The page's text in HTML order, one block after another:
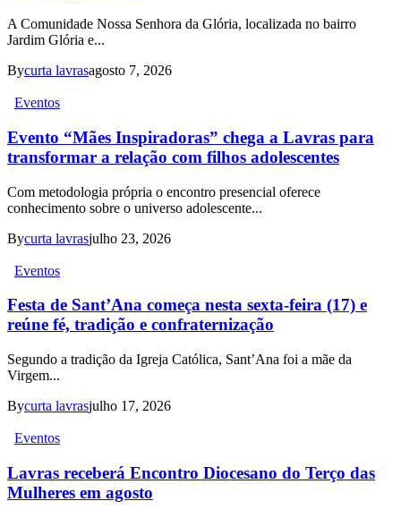
A Comunidade Nossa Senhora da Glória, localizada no bairro
Jardim Glória e...
Bycurta lavrasagosto 7, 2026
Eventos
Evento “Mães Inspiradoras” chega a Lavras para
transformar a relação com filhos adolescentes
Com metodologia própria o encontro presencial oferece
conhecimento sobre o universo adolescente...
Bycurta lavrasjulho 23, 2026
Eventos
Festa de Sant’Ana começa nesta sexta-feira (17) e
reúne fé, tradição e confraternização
Segundo a tradição da Igreja Católica, Sant’Ana foi a mãe da
Virgem...
Bycurta lavrasjulho 17, 2026
Eventos
Lavras receberá Encontro Diocesano do Terço das
Mulheres em agosto